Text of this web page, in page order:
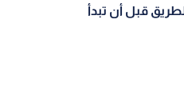
قبل أن تبدأ